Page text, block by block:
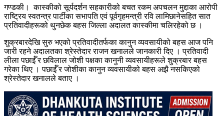
गण्डकी। कास्कीको सूर्यदर्शन सहकारीको बचत रकम अपचलन मुद्दाका आरोपी
राष्ट्रिय स्वतन्त्र पार्टीका सभापति एवं पूर्वगृहमन्त्री रवि लामिछानेसहित सात
प्रतिवादीहरूको थुनछेक बहस जिल्ला अदालत कास्कीमा चलिरहेको छ ।
शुक्रबारदेखि सुरु भएको प्रतिवादीतर्फका कानुन व्यवसायीको बहस आज पनि
जारी रहने अदालतका श्रेस्तेदार राजन खनालले जानकारी दिए । प्रतिवादी
लीला पछाईँ र छविलाल जोशी पक्षका कानुनी व्यवसायीहरूले शुक्रबार बहस
गरेका थिए । पछाईँ र जोशीका कानुन व्यवसायीको बहस अझै नसकिएको
श्रेस्तेदार खनालले बताए ।